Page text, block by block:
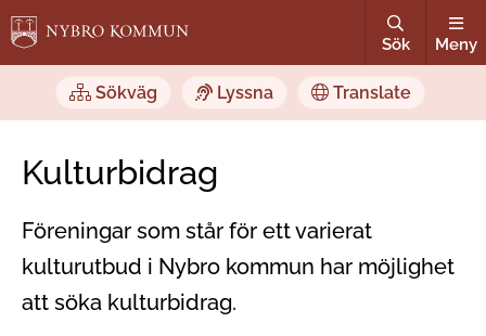
Sök Meny
Sökväg Lyssna Translate
Kulturbidrag
Föreningar som står för ett varierat
kulturutbud i Nybro kommun har möjlighet
att söka kulturbidrag.